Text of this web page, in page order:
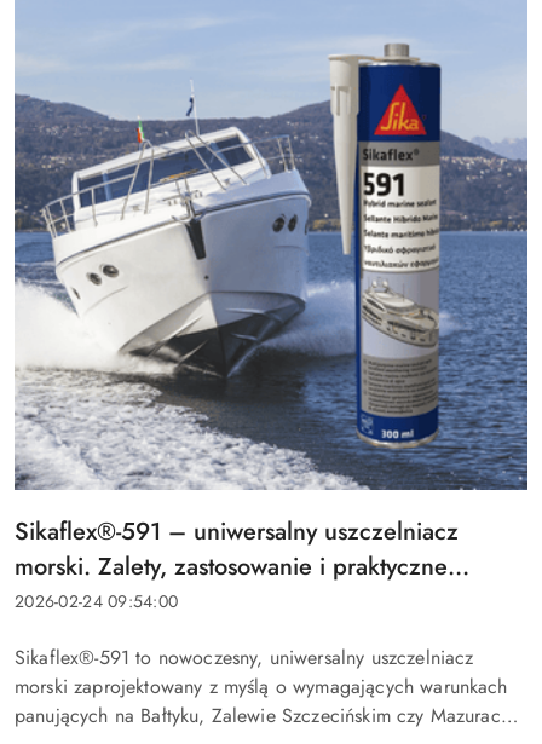
Tytuł
artykułu:
Sikaflex®-591 – uniwersalny uszczelniacz
morski. Zalety, zastosowanie i praktyczne
wskazówki montażowe
Data
2026-02-24 09:54:00
Treść
artykułu:
Sikaflex®-591 to nowoczesny, uniwersalny uszczelniacz
morski zaprojektowany z myślą o wymagających warunkach
panujących na Bałtyku, Zalewie Szczecińskim czy Mazurach.